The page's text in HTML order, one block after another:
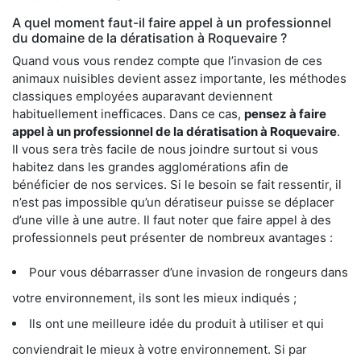
A quel moment faut-il faire appel à un professionnel
du domaine de la dératisation à Roquevaire ?
Quand vous vous rendez compte que l’invasion de ces
animaux nuisibles devient assez importante, les méthodes
classiques employées auparavant deviennent
habituellement inefficaces. Dans ce cas, pensez à faire
appel à un professionnel de la dératisation à Roquevaire.
Il vous sera très facile de nous joindre surtout si vous
habitez dans les grandes agglomérations afin de
bénéficier de nos services. Si le besoin se fait ressentir, il
n’est pas impossible qu’un dératiseur puisse se déplacer
d’une ville à une autre. Il faut noter que faire appel à des
professionnels peut présenter de nombreux avantages :
Pour vous débarrasser d’une invasion de rongeurs dans
votre environnement, ils sont les mieux indiqués ;
Ils ont une meilleure idée du produit à utiliser et qui
conviendrait le mieux à votre environnement. Si par